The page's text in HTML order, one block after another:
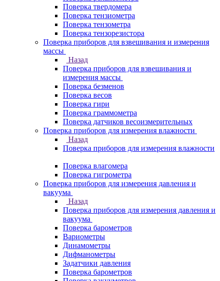
Поверка твердомера
Поверка тензиометра
Поверка тензометра
Поверка тензорезистора
Поверка приборов для взвешивания и измерения
массы
Назад
Поверка приборов для взвешивания и
измерения массы
Поверка безменов
Поверка весов
Поверка гири
Поверка граммометра
Поверка датчиков весоизмерительных
Поверка приборов для измерения влажности
Назад
Поверка приборов для измерения влажности
Поверка влагомера
Поверка гигрометра
Поверка приборов для измерения давления и
вакуума
Назад
Поверка приборов для измерения давления и
вакуума
Поверка барометров
Вариометры
Динамометры
Дифманометры
Задатчики давления
Поверка барометров